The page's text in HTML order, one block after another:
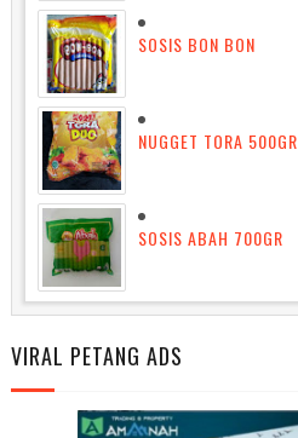
SOSIS BON BON
NUGGET TORA 500GR
SOSIS ABAH 700GR
VIRAL PETANG ADS